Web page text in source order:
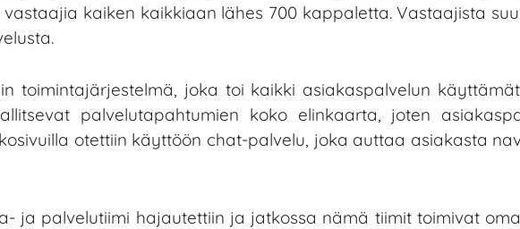
kaiken kaikkiaan lähes 700 kappaletta. Vastaajista
toimintajärjestelmä, joka toi kaikki asiakaspalvelun
palvelutapahtumien koko elinkaarta, joten
otettiin käyttöön chat-palvelu, joka auttaa asiakasta
ja palvelutiimi hajautettiin ja jatkossa nämä tiimit toimivat